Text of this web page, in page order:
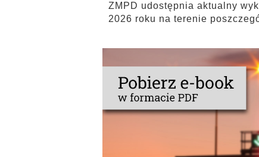
ZMPD udostępnia aktualny
2026 roku na terenie